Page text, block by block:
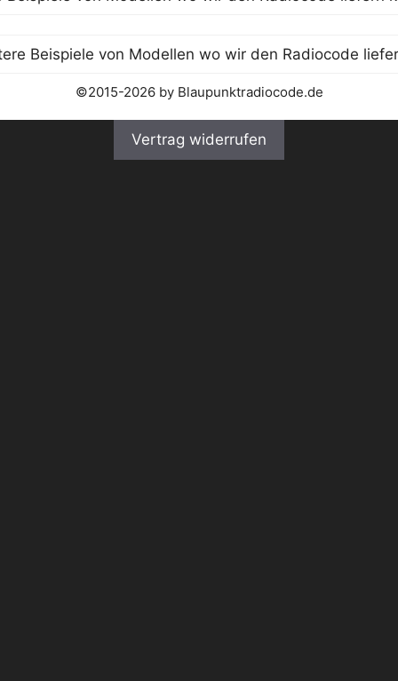
©2015-2026 by Blaupunktradiocode.de
Vertrag widerrufen